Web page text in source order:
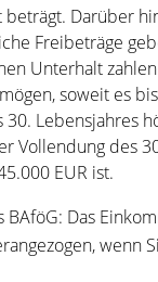
beträgt. Darüber
Freibeträge
Unterhalt
soweit es
30. Lebensjahres
Vollendung des
EUR ist.
BAföG: Das
wenn